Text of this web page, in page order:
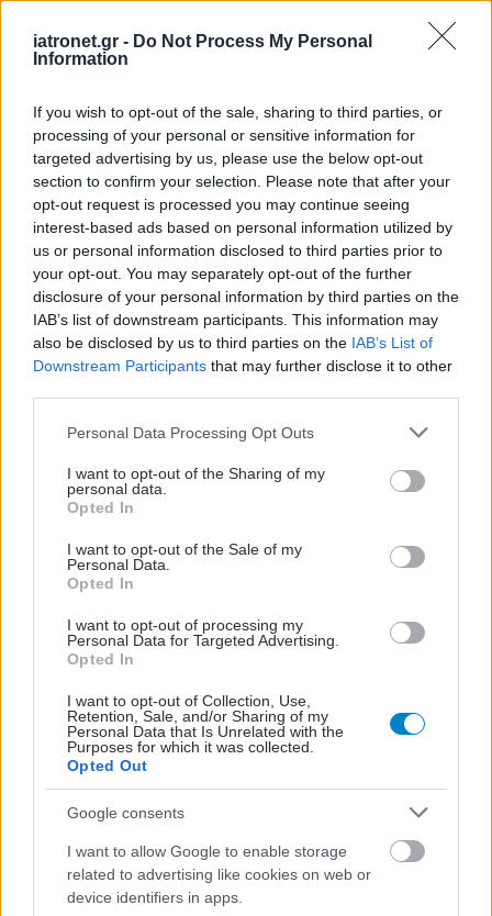
iatronet.gr - Do Not Process My Personal
Information
If you wish to opt-out of the sale, sharing to third parties, or
processing of your personal or sensitive information for
targeted advertising by us, please use the below opt-out
section to confirm your selection. Please note that after your
opt-out request is processed you may continue seeing
interest-based ads based on personal information utilized by
us or personal information disclosed to third parties prior to
your opt-out. You may separately opt-out of the further
disclosure of your personal information by third parties on the
IAB’s list of downstream participants. This information may
also be disclosed by us to third parties on the IAB’s List of
Downstream Participants that may further disclose it to other
Please note that this website/app uses one or more Google
not limited to your visit or usage behaviour. You may click to
grant or deny consent to Google and its third-party tags to
use your data for below specified purposes in below Google
consent section.
Personal Data Processing Opt Outs
I want to opt-out of the Sharing of my
personal data.
Opted In
I want to opt-out of the Sale of my
Personal Data.
Opted In
I want to opt-out of processing my
Personal Data for Targeted Advertising.
Opted In
I want to opt-out of Collection, Use,
Retention, Sale, and/or Sharing of my
Personal Data that Is Unrelated with the
Purposes for which it was collected.
Opted Out
Google consents
I want to allow Google to enable storage
related to advertising like cookies on web or
device identifiers in apps.
Οι αλλαγές στο σώμα
που θεωρούνται
φυσιολογικές με το
πέρασμα του χρόνου
Πώς επηρεάζει τους μυς
και τα οστά ένα
συμπλήρωμα
κολλαγόνου;
υγεία τη σωματική
ΔΕΙΤΕ ΕΠΙΣΗΣ